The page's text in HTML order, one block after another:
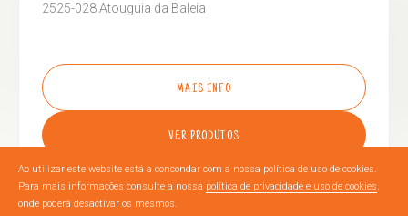
Ao utilizar este website está a concondar com a nossa política de uso de cookies.
Para mais informações consulte a nossa política de privacidade e uso de cookies,
onde poderá desactivar os mesmos.
2525-028 Atouguia da Baleia
MAIS INFO
VER PRODUTOS